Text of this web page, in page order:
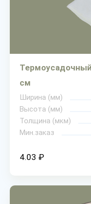
см
Ширина (мм)
Высота (мм)
Толщина (мкм)
Мин.заказ
4.03 ₽